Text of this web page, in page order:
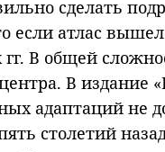
сделать
если атлас вышел
В общей
В издание
адаптаций не
столетий